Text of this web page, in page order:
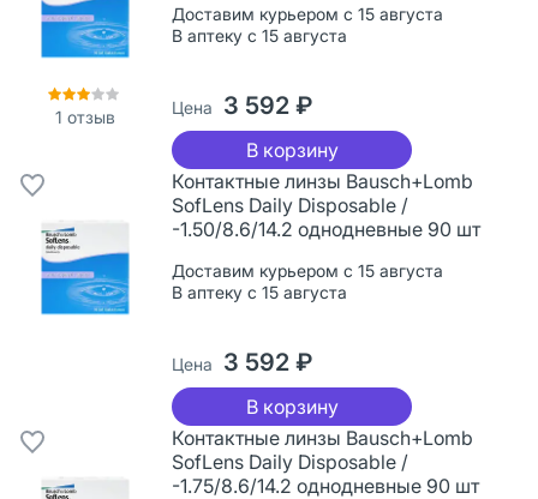
1 отзыв
Доставим курьером с 15 августа
В аптеку с 15 августа
Цена 3 592 ₽
В корзину
Контактные линзы Bausch+Lomb
SofLens Daily Disposable /
-1.50/8.6/14.2 однодневные 90 шт
Доставим курьером с 15 августа
В аптеку с 15 августа
Цена 3 592 ₽
В корзину
Контактные линзы Bausch+Lomb
SofLens Daily Disposable /
-1.75/8.6/14.2 однодневные 90 шт